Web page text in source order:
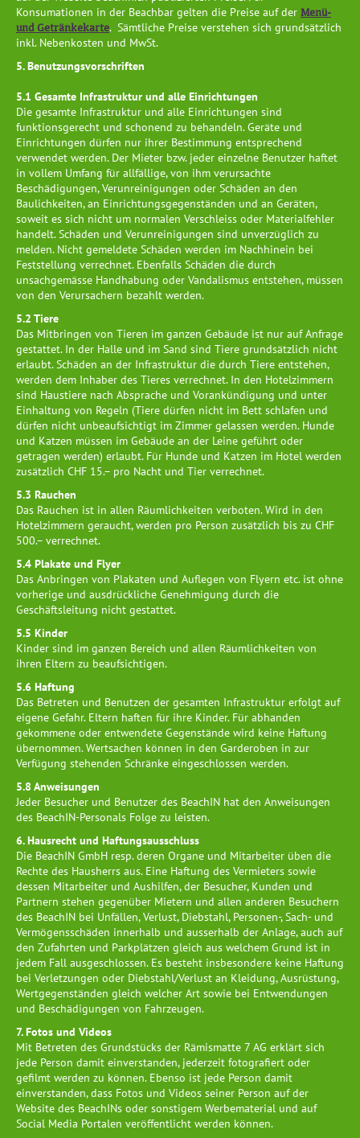
Konsumationen in der Beachbar gelten die Preise auf der Menü-
und Getränkekarte. Sämtliche Preise verstehen sich grundsätzlich
inkl. Nebenkosten und MwSt.
5. Benutzungsvorschriften
5.1 Gesamte Infrastruktur und alle Einrichtungen
Die gesamte Infrastruktur und alle Einrichtungen sind
funktionsgerecht und schonend zu behandeln. Geräte und
Einrichtungen dürfen nur ihrer Bestimmung entsprechend
verwendet werden. Der Mieter bzw. jeder einzelne Benutzer haftet
in vollem Umfang für allfällige, von ihm verursachte
Beschädigungen, Verunreinigungen oder Schäden an den
Baulichkeiten, an Einrichtungsgegenständen und an Geräten,
soweit es sich nicht um normalen Verschleiss oder Materialfehler
handelt. Schäden und Verunreinigungen sind unverzüglich zu
melden. Nicht gemeldete Schäden werden im Nachhinein bei
Feststellung verrechnet. Ebenfalls Schäden die durch
unsachgemässe Handhabung oder Vandalismus entstehen, müssen
von den Verursachern bezahlt werden.
5.2 Tiere
Das Mitbringen von Tieren im ganzen Gebäude ist nur auf Anfrage
gestattet. In der Halle und im Sand sind Tiere grundsätzlich nicht
erlaubt. Schäden an der Infrastruktur die durch Tiere entstehen,
werden dem Inhaber des Tieres verrechnet. In den Hotelzimmern
sind Haustiere nach Absprache und Vorankündigung und unter
Einhaltung von Regeln (Tiere dürfen nicht im Bett schlafen und
dürfen nicht unbeaufsichtigt im Zimmer gelassen werden. Hunde
und Katzen müssen im Gebäude an der Leine geführt oder
getragen werden) erlaubt. Für Hunde und Katzen im Hotel werden
zusätzlich CHF 15.– pro Nacht und Tier verrechnet.
5.3 Rauchen
Das Rauchen ist in allen Räumlichkeiten verboten. Wird in den
Hotelzimmern geraucht, werden pro Person zusätzlich bis zu CHF
500.– verrechnet.
5.4 Plakate und Flyer
Das Anbringen von Plakaten und Auflegen von Flyern etc. ist ohne
vorherige und ausdrückliche Genehmigung durch die
Geschäftsleitung nicht gestattet.
5.5 Kinder
Kinder sind im ganzen Bereich und allen Räumlichkeiten von
ihren Eltern zu beaufsichtigen.
5.6 Haftung
Das Betreten und Benutzen der gesamten Infrastruktur erfolgt auf
eigene Gefahr. Eltern haften für ihre Kinder. Für abhanden
gekommene oder entwendete Gegenstände wird keine Haftung
übernommen. Wertsachen können in den Garderoben in zur
Verfügung stehenden Schränke eingeschlossen werden.
5.8 Anweisungen
Jeder Besucher und Benutzer des BeachIN hat den Anweisungen
des BeachIN-Personals Folge zu leisten.
6. Hausrecht und Haftungsausschluss
Die BeachIN GmbH resp. deren Organe und Mitarbeiter üben die
Rechte des Hausherrs aus. Eine Haftung des Vermieters sowie
dessen Mitarbeiter und Aushilfen, der Besucher, Kunden und
Partnern stehen gegenüber Mietern und allen anderen Besuchern
des BeachIN bei Unfällen, Verlust, Diebstahl, Personen-, Sach- und
Vermögensschäden innerhalb und ausserhalb der Anlage, auch auf
den Zufahrten und Parkplätzen gleich aus welchem Grund ist in
jedem Fall ausgeschlossen. Es besteht insbesondere keine Haftung
bei Verletzungen oder Diebstahl/Verlust an Kleidung, Ausrüstung,
Wertgegenständen gleich welcher Art sowie bei Entwendungen
und Beschädigungen von Fahrzeugen.
7. Fotos und Videos
Mit Betreten des Grundstücks der Rämismatte 7 AG erklärt sich
jede Person damit einverstanden, jederzeit fotografiert oder
gefilmt werden zu können. Ebenso ist jede Person damit
einverstanden, dass Fotos und Videos seiner Person auf der
Website des BeachINs oder sonstigem Werbematerial und auf
Social Media Portalen veröffentlicht werden können.